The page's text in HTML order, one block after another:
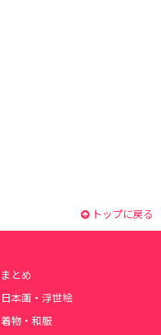
トップに戻る
まとめ
日本画・浮世絵
着物・和服